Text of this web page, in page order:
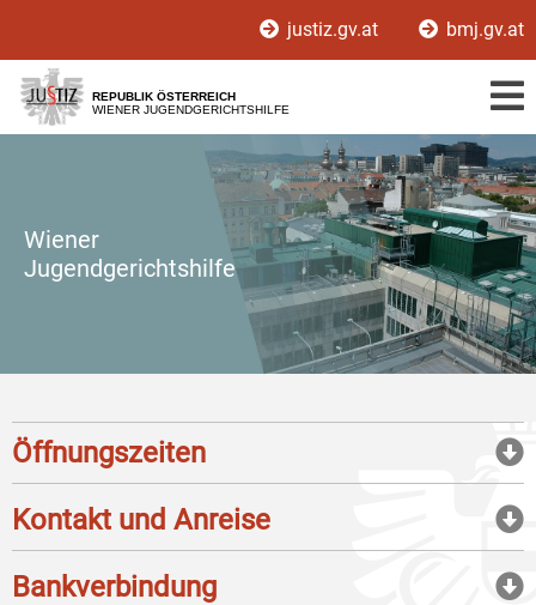
[1]
[2]
justiz.gv.at bmj.gv.at
REPUBLIK ÖSTERREICH
WIENER JUGENDGERICHTSHILFE
Wiener
Jugendgerichtshilfe
Öffnungszeiten
Kontakt und Anreise
Bankverbindung